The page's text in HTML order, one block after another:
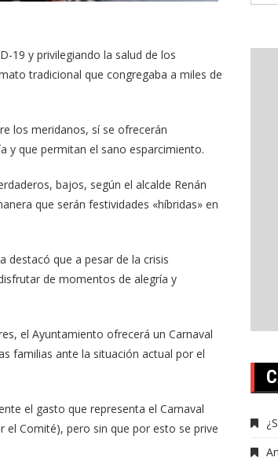
19 y privilegiando la salud de los
tradicional que congregaba a miles de
los meridanos, sí se ofrecerán
y que permitan el sano esparcimiento.
bajos, según el alcalde Renán
que serán festividades «híbridas» en
destacó que a pesar de la crisis
de momentos de alegría y
el Ayuntamiento ofrecerá un Carnaval
familias ante la situación actual por el
el gasto que representa el Carnaval
el Comité), pero sin que por esto se prive